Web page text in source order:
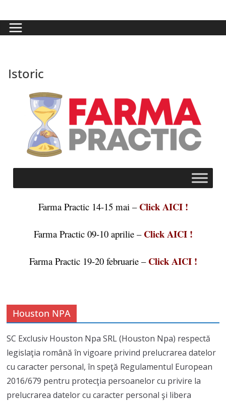
Istoric
Farma Practic 14-15 mai – Click AICI !
Farma Practic 09-10 aprilie – Click AICI !
Farma Practic 19-20 februarie – Click AICI !
Houston NPA
SC Exclusiv Houston Npa SRL (Houston Npa) respectă
legislaţia română în vigoare privind prelucrarea datelor
cu caracter personal, în speţă Regulamentul European
2016/679 pentru protecţia persoanelor cu privire la
prelucrarea datelor cu caracter personal şi libera